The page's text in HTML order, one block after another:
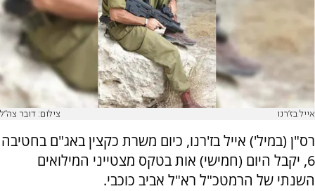
אייל בז'רנו צילום: דובר צה"ל
רס"ן (במיל') אייל בז'רנו, כיום משרת כקצין באג"ם בחטיבה
6, יקבל היום (חמישי) אות בטקס מצטייני המילואים
השנתי של הרמטכ"ל רא"ל אביב כוכבי.